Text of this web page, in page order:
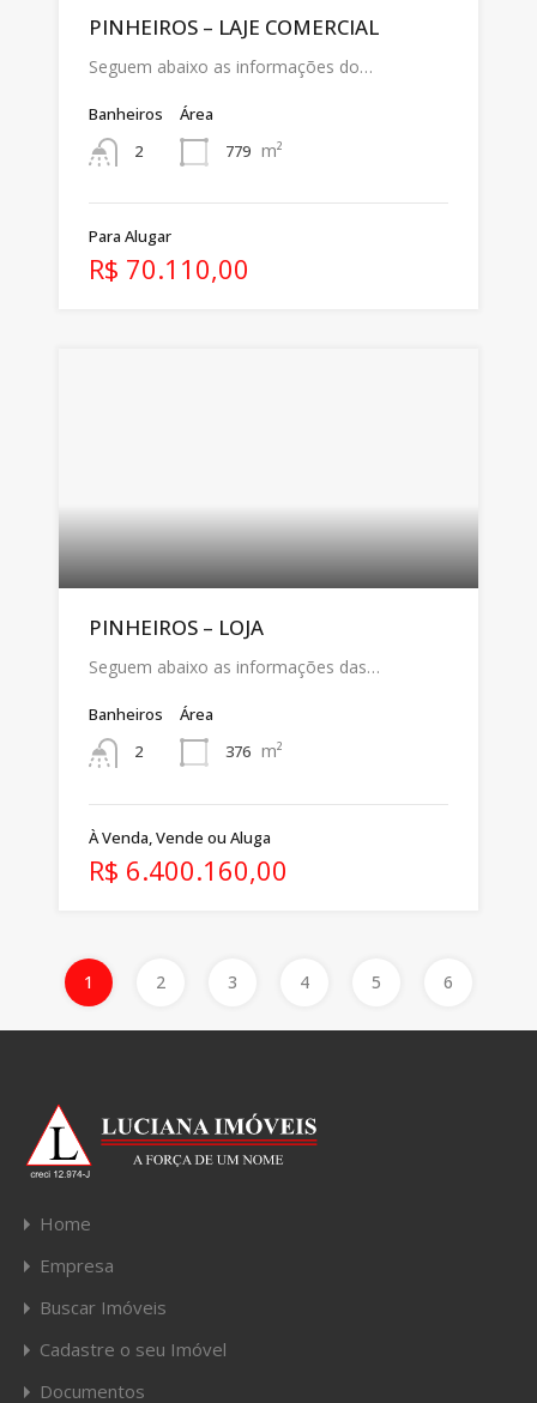
PINHEIROS – LAJE COMERCIAL
Seguem abaixo as informações do…
Banheiros
2
Área
779 m²
Para Alugar
R$ 70.110,00
PINHEIROS – LOJA
Seguem abaixo as informações das…
Banheiros
2
Área
376 m²
À Venda, Vende ou Aluga
R$ 6.400.160,00
1 2 3 4 5 6
Home
Empresa
Buscar Imóveis
Cadastre o seu Imóvel
Documentos